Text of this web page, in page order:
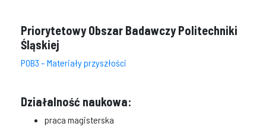
Priorytetowy Obszar Badawczy Politechniki
Śląskiej
POB3 – Materiały przyszłości
Działalność naukowa:
praca magisterska